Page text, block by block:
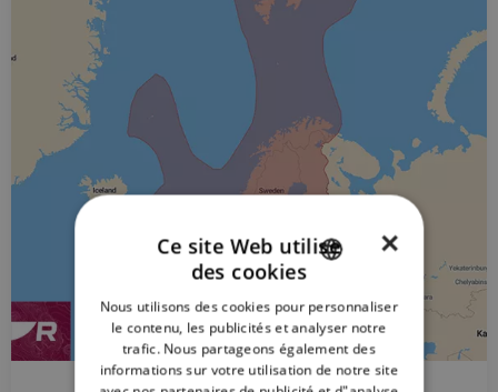
FRENCH
DANISH
×
Ce site Web utilise
des cookies
Nous utilisons des cookies pour personnaliser
le contenu, les publicités et analyser notre
trafic. Nous partageons également des
informations sur votre utilisation de notre site